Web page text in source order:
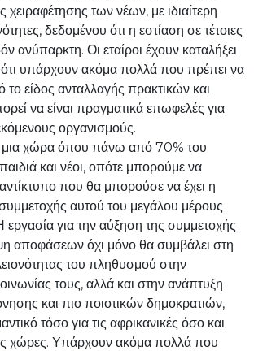
χειραφέτησης των νέων, με ιδιαίτερη
δεδομένου ότι η εστίαση σε τέτοιες
ανύπαρκτη. Οι εταίροι έχουν καταλήξει
υπάρχουν ακόμα πολλά που πρέπει να
το είδος ανταλλαγής πρακτικών και
να είναι πραγματικά επωφελές για
οργανισμούς.
μια χώρα όπου πάνω από 70% του
και νέοι, οπότε μπορούμε να
που θα μπορούσε να έχει η
αυτού του μεγάλου μέρους
για την αύξηση της συμμετοχής
αποφάσεων όχι μόνο θα συμβάλει στη
του πληθυσμού στην
τους, αλλά και στην ανάπτυξη
και πιο ποιοτικών δημοκρατιών,
τόσο για τις αφρικανικές όσο και
χώρες. Υπάρχουν ακόμα πολλά που